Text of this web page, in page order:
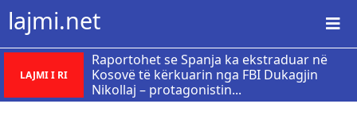
lajmi.net
LAJMI I RI
Raportohet se Spanja ka ekstraduar në
Kosovë të kërkuarin nga FBI Dukagjin
Nikollaj – protagonistin...